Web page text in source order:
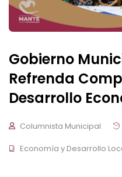
Gobierno
Refrenda
Desarrollo
Columnista Municipal
Economía y Desarrollo